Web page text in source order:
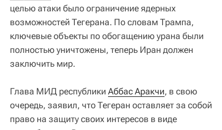
целью атаки было ограничение ядерных
возможностей Тегерана. По словам Трампа,
ключевые объекты по обогащению урана были
полностью уничтожены, теперь Иран должен
заключить мир.
Глава МИД республики Аббас Аракчи, в свою
очередь, заявил, что Тегеран оставляет за собой
право на защиту своих интересов в виде